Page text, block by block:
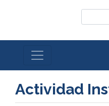
Actividad